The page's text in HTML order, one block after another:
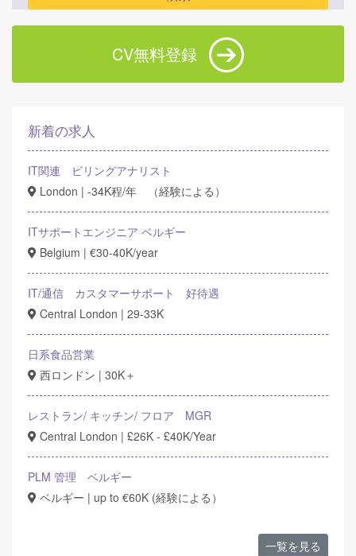
CV無料登録
新着の求人
IT関連 ビリングアナリスト
London | -34K程/年 （経験による）
ITサポートエンジニア ベルギー
Belgium | €30-40K/year
IT/通信 カスタマーサポート 好待遇
Central London | 29-33K
日系食品営業
西ロンドン | 30K＋
レストラン/ キッチン/ フロア MGR
Central London | £26K - £40K/Year
PLM 管理 ベルギー
ベルギー | up to €60K (経験による）
一覧を見る